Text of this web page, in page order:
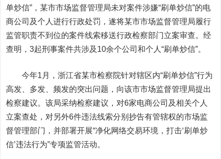
单炒信”，某市市场监督管理局未对案件涉嫌“刷单炒信”的电
商公司及个人进行行政处罚，遂将某市市场监督管理局履行
监管职责不到位的案件线索移送行政检察部门立案审查。经
查明，3起刑事案件共涉及10余个公司和个人“刷单炒信”。
今年1月，浙江省某市检察院针对辖区内“刷单炒信”行为
高发、多发、频发的突出问题，向该市市场监督管理局提出
检察建议。该局采纳检察建议，对6家电商公司及相关个人
立案查处，对另外6件违法线索分别抄告有管辖权的市场监
督管理部门，并部署开展“净化网络交易环境，打击‘刷单炒
信’违法行为”专项监管活动。